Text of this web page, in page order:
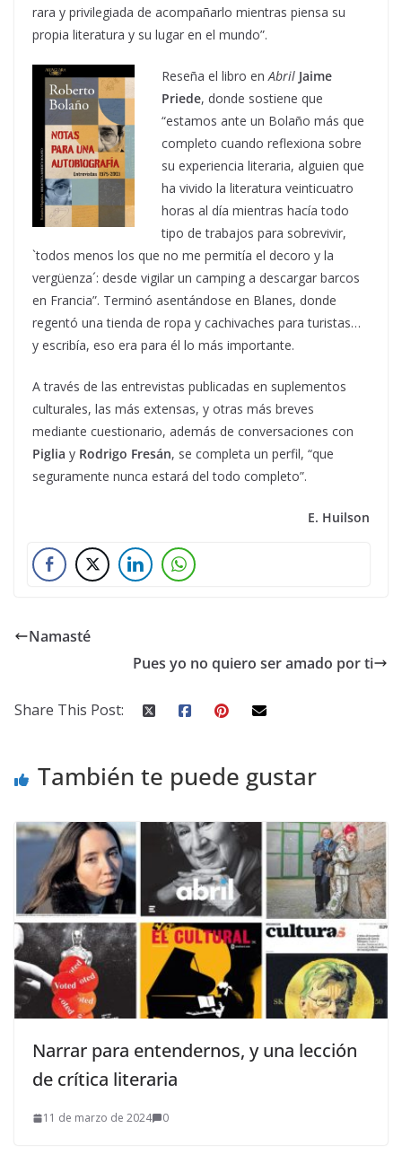
rara y privilegiada de acompañarlo mientras piensa su
propia literatura y su lugar en el mundo”.
Reseña el libro enAbril Jaime
Priede, donde sostiene que
“estamos ante un Bolaño más que
completo cuando reflexiona sobre
su experiencia literaria, alguien que
ha vivido la literatura veinticuatro
horas al día mientras hacía todo
tipo de trabajos para sobrevivir,
`todos menos los que no me permitía el decoro y la
vergüenza´: desde vigilar un camping a descargar barcos
en Francia”. Terminó asentándose en Blanes, donde
regentó una tienda de ropa y cachivaches para turistas…
y escribía, eso era para él lo más importante.
A través de las entrevistas publicadas en suplementos
culturales, las más extensas, y otras más breves
mediante cuestionario, además de conversaciones con
Piglia y Rodrigo Fresán, se completa un perfil, “que
seguramente nunca estará del todo completo”.
E. Huilson
Namasté
Pues yo no quiero ser amado por ti
Share This Post:
También te puede gustar
Narrar para entendernos, y una lección
de crítica literaria
11 de marzo de 2024 0